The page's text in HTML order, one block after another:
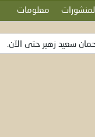
معلومات
سعيد زهير حتى الآن.